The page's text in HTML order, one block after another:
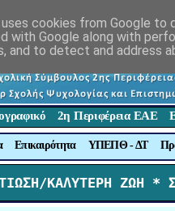
2η Περιφέρεια ΕΑΕ
Επικαιρότητα ΥΠΕΠΘ - ΔΤ
ΚΑΛΥΤΕΡΗ ΖΩΗ *
cookies from Google to
with Google along with
and to detect and address